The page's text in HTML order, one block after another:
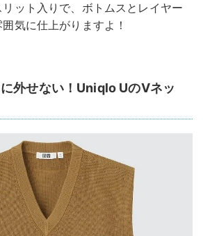
ット入りで、ボトムスとレイヤー
気に仕上がりますよ！
外せない！Uniqlo UのVネッ